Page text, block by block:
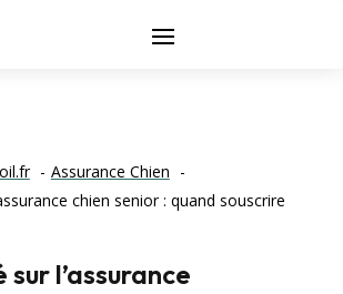
Assurance Chien
chien senior : quand souscrire
l’assurance